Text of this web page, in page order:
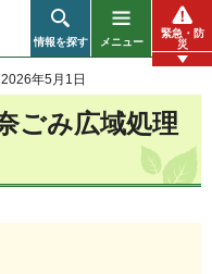
情報を探す メニュー
緊急・防
災
年5月1日
ごみ広域処理